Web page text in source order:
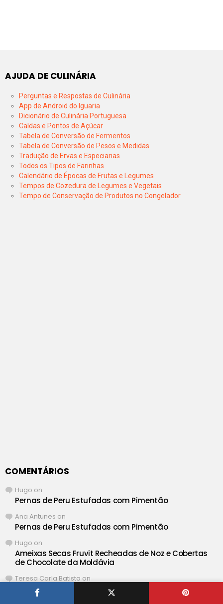
AJUDA DE CULINÁRIA
Perguntas e Respostas de Culinária
App de Android do Iguaria
Dicionário de Culinária Portuguesa
Caldas e Pontos de Açúcar
Tabela de Conversão de Fermentos
Tabela de Conversão de Pesos e Medidas
Tradução de Ervas e Especiarias
Todos os Tipos de Farinhas
Calendário de Épocas de Frutas e Legumes
Tempos de Cozedura de Legumes e Vegetais
Tempo de Conservação de Produtos no Congelador
COMENTÁRIOS
Hugo on
Pernas de Peru Estufadas com Pimentão
Ana Antunes on
Pernas de Peru Estufadas com Pimentão
Hugo on
Ameixas Secas Fruvit Recheadas de Noz e Cobertas
de Chocolate da Moldávia
Teresa Carla Batista on
Ameixas Secas Fruvit Recheadas de Noz e Cobertas
de Chocolate da Moldávia